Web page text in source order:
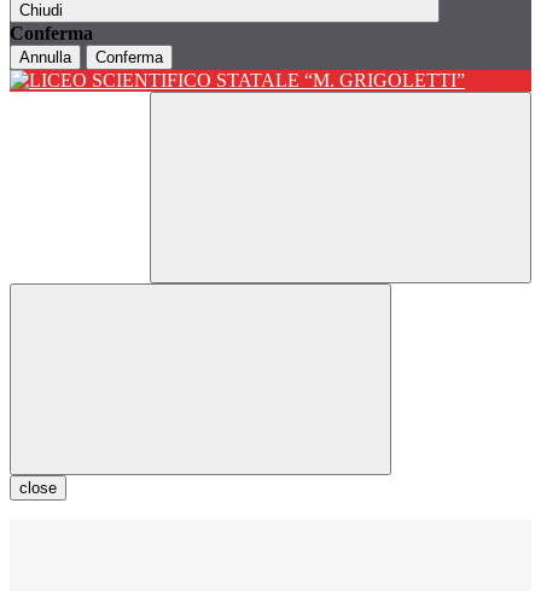
Chiudi
Conferma
Annulla Conferma
close